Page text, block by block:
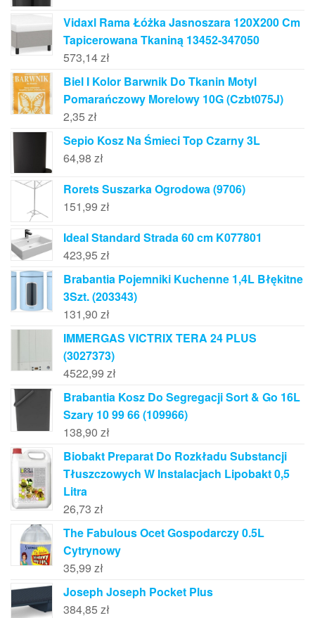
Vidaxl Rama Łóżka Jasnoszara 120X200 Cm
Tapicerowana Tkaniną 13452-347050
573,14zł
Biel I Kolor Barwnik Do Tkanin Motyl
Pomarańczowy Morelowy 10G (Czbt075J)
2,35 zł
Sepio Kosz Na Śmieci Top Czarny 3L
64,98 zł
Rorets Suszarka Ogrodowa (9706)
151,99 zł
Ideal Standard Strada 60 cm K077801
423,95 zł
Brabantia Pojemniki Kuchenne 1,4L Błękitne
3Szt. (203343)
131,90 zł
IMMERGAS VICTRIX TERA 24 PLUS
(3027373)
4522,99 zł
Brabantia Kosz Do Segregacji Sort & Go 16L
Szary 10 99 66 (109966)
138,90 zł
Biobakt Preparat Do Rozkładu Substancji
Tłuszczowych W Instalacjach Lipobakt 0,5
Litra
26,73 zł
The Fabulous Ocet Gospodarczy 0.5L
Cytrynowy
35,99 zł
Joseph Joseph Pocket Plus
384,85 zł